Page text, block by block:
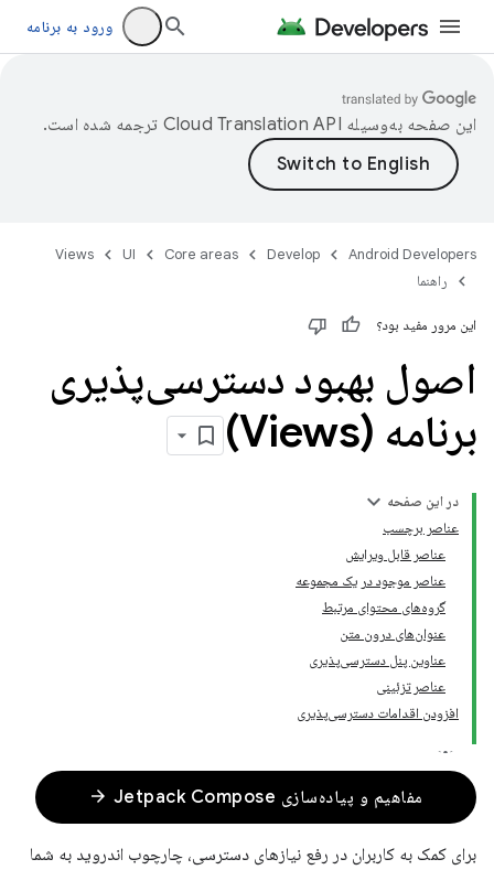
ورود به برنامه
این صفحه به‌وسیله ترجمه شده است.
Android Developers
Develop
Core areas
UI
Views
راهنما
این مرور مفید بود؟
اصول بهبود دسترسی‌پذیری
برنامه (Views)
در این صفحه
عناصر برچسب
عناصر قابل ویرایش
عناصر موجود در یک مجموعه
گروه‌های محتوای مرتبط
عنوان‌های درون متن
عناوین پنل دسترسی‌پذیری
عناصر تزئینی
افزودن اقدامات دسترسی‌پذیری
مفاهیم و پیاده‌سازی Jetpack Compose arrow_forward
برای کمک به کاربران در رفع نیازهای دسترسی، چارچوب اندروید به شما